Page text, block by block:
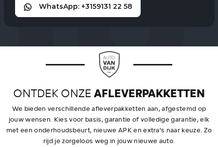
WhatsApp: +3159131 22 58
ONTDEK ONZE AFLEVERPAKKETTEN
We bieden verschillende afleverpakketten aan, afgestemd op
jouw wensen. Kies voor basis, garantie of volledige garantie, elk
met een onderhoudsbeurt, nieuwe APK en extra's naar keuze. Zo
rijd je zorgeloos weg in jouw nieuwe auto.